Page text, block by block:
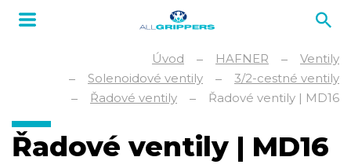
Úvod HAFNER
Ventily
Solenoidové ventily
3/2-cestné ventily
Řadové ventily
Řadové ventily | MD16
Řadové ventily | MD16